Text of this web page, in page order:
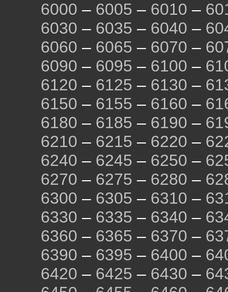
6000 – 6005 – 6010 –
6030 – 6035 – 6040 –
6060 – 6065 – 6070 –
6090 – 6095 – 6100 –
6120 – 6125 – 6130 –
6150 – 6155 – 6160 –
6180 – 6185 – 6190 –
6210 – 6215 – 6220 –
6240 – 6245 – 6250 –
6270 – 6275 – 6280 –
6300 – 6305 – 6310 –
6330 – 6335 – 6340 –
6360 – 6365 – 6370 –
6390 – 6395 – 6400 –
6420 – 6425 – 6430 –